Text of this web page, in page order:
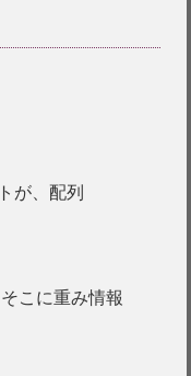
が、配列
こに重み情報